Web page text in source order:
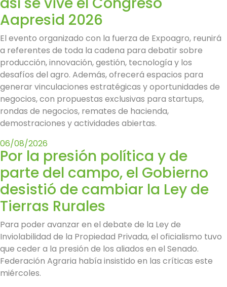
Aapresid 2026
El evento organizado con la fuerza de Expoagro, reunirá
a referentes de toda la cadena para debatir sobre
producción, innovación, gestión, tecnología y los
desafíos del agro. Además, ofrecerá espacios para
generar vinculaciones estratégicas y oportunidades de
negocios, con propuestas exclusivas para startups,
rondas de negocios, remates de hacienda,
demostraciones y actividades abiertas.
06/08/2026
Por la presión política y de
parte del campo, el Gobierno
desistió de cambiar la Ley de
Tierras Rurales
Para poder avanzar en el debate de la Ley de
Inviolabilidad de la Propiedad Privada, el oficialismo tuvo
que ceder a la presión de los aliados en el Senado.
Federación Agraria había insistido en las críticas este
miércoles.